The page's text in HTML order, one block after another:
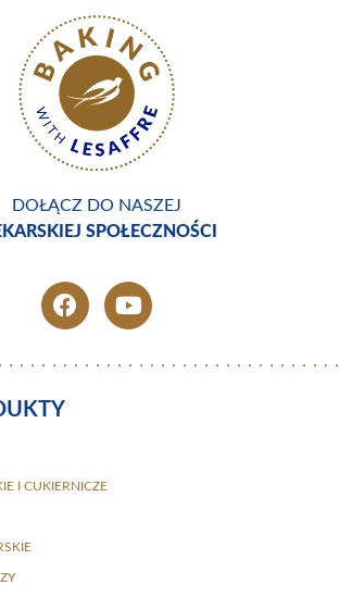
DOŁĄCZ DO NASZEJ
SPOŁECZNOŚCI
I CUKIERNICZE